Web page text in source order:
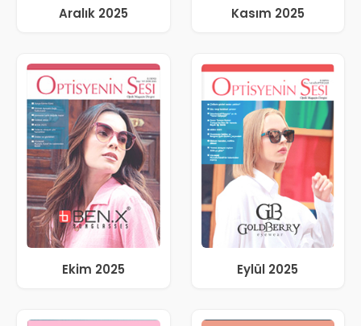
Aralık 2025 Kasım 2025
Ekim 2025 Eylül 2025